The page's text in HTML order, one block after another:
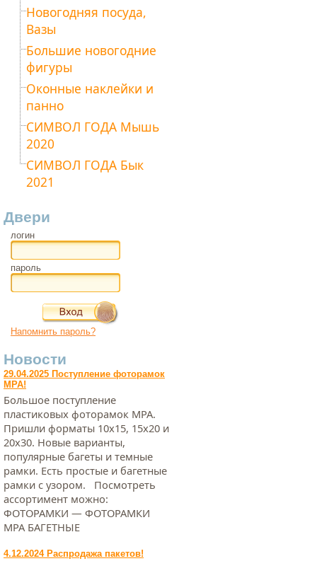
Новогодняя посуда,
Вазы
Большие новогодние
фигуры
Оконные наклейки и
панно
СИМВОЛ ГОДА Мышь
2020
СИМВОЛ ГОДА Бык
2021
Двери
логин
пароль
Напомнить пароль?
Новости
29.04.2025 Поступление фоторамок
МРА!
Большое поступление
пластиковых фоторамок МРА.
Пришли форматы 10х15, 15х20 и
20х30. Новые варианты,
популярные багеты и темные
рамки. Есть простые и багетные
рамки с узором. Посмотреть
ассортимент можно:
ФОТОРАМКИ — ФОТОРАМКИ
МРА БАГЕТНЫЕ
4.12.2024 Распродажа пакетов!